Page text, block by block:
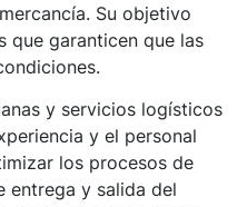
Su objetivo
que garanticen que las
y servicios logísticos
y el personal
los procesos de
entrega y salida del